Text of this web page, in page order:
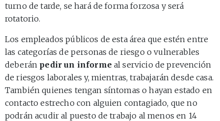
turno de tarde, se hará de forma forzosa y será
rotatorio.
Los empleados públicos de esta área que estén entre
las categorías de personas de riesgo o vulnerables
deberán pedir un informe al servicio de prevención
de riesgos laborales y, mientras, trabajarán desde casa.
También quienes tengan síntomas o hayan estado en
contacto estrecho con alguien contagiado, que no
podrán acudir al puesto de trabajo al menos en 14